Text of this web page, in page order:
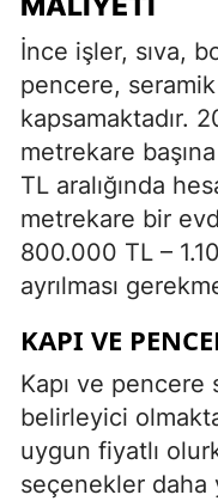
İnce işler, sıva,
pencere,
kapsamaktadır.
metrekare
TL aralığında
metrekare bir
800.000 TL –
ayrılması
KAPI VE
Kapı ve
belirleyici
uygun fiyatlı
seçenekler daha